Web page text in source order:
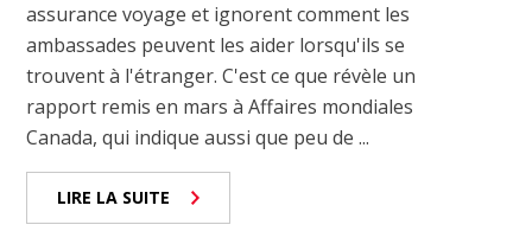
assurance voyage et ignorent comment les
ambassades peuvent les aider lorsqu'ils se
trouvent à l'étranger. C'est ce que révèle un
rapport remis en mars à Affaires mondiales
Canada, qui indique aussi que peu de ...
LIRE LA SUITE